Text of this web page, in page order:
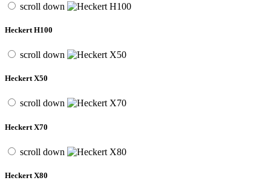
scroll down
Heckert H100
scroll down
Heckert X50
scroll down
Heckert X70
scroll down
Heckert X80